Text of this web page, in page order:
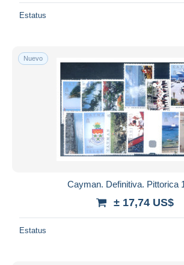
Estatus
Nuevo
Cayman. Definitiva. Pittorica
± 17,74 US$
Estatus